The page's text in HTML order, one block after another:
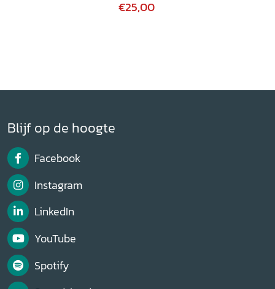
€25,00
Blijf op de hoogte
Facebook
Instagram
LinkedIn
YouTube
Spotify